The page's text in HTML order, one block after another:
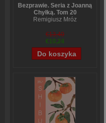
Bezprawie. Seria z Joanną
Chyłką. Tom 20
Remigiusz Mróz
€13,40
€10,24